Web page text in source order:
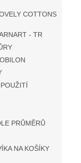
COTTONS
- TR
PRŮMĚRŮ
NA KOŠÍKY